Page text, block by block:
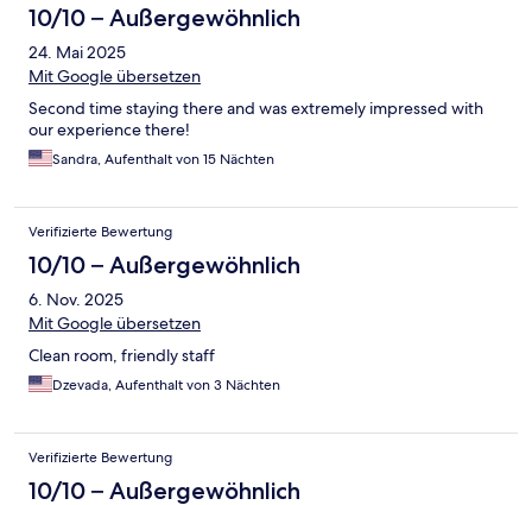
10/10 – Außergewöhnlich
24. Mai 2025
Mit Google übersetzen
Second time staying there and was extremely impressed with
our experience there!
Sandra, Aufenthalt von 15 Nächten
Verifizierte Bewertung
10/10 – Außergewöhnlich
6. Nov. 2025
Mit Google übersetzen
Clean room, friendly staff
Dzevada, Aufenthalt von 3 Nächten
Verifizierte Bewertung
10/10 – Außergewöhnlich